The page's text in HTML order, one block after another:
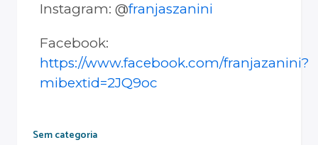
Instagram: @franjaszanini
Facebook:
https://www.facebook.com/franjazanini?
mibextid=2JQ9oc
Sem categoria